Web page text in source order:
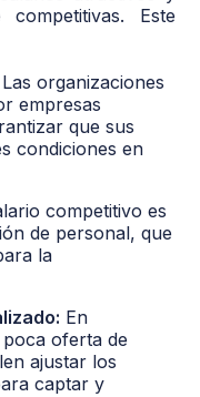
competitivas. Este
Las organizaciones
empresas
que sus
condiciones en
competitivo es
de personal, que
la
En
oferta de
ajustar los
captar y